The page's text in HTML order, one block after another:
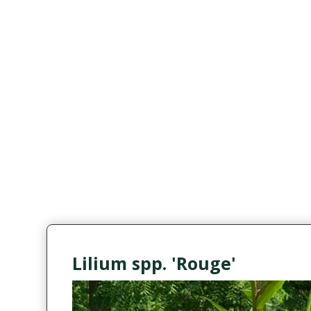
Lilium spp. 'Rouge'